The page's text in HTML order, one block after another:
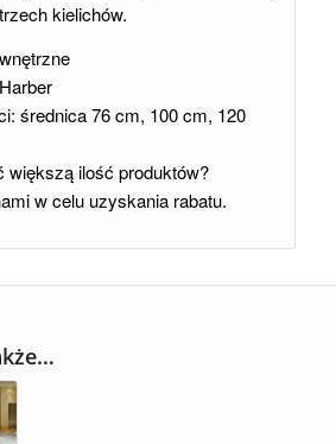
kielichów.
średnica 76 cm, 100 cm, 120
większą ilość produktów?
w celu uzyskania rabatu.